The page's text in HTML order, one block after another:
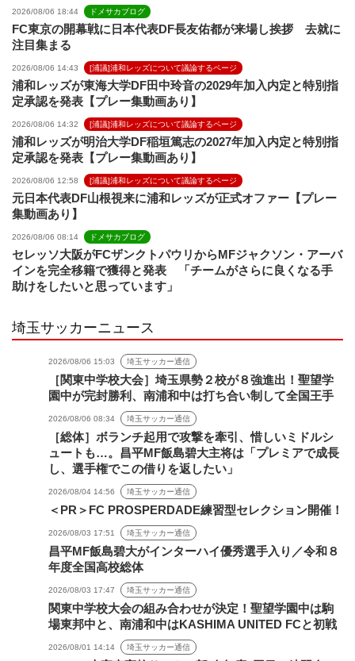
2026/08/06 18:44 ドメサカブログ
FC東京の開幕戦に日本代表DF長友佑都が来場し挨拶 去就に
注目集まる
2026/08/06 14:43 [浦議]浦和レッズについて議論するページ
浦和レッズが東海大学DF田中玲音の2029年加入内定と特別指
定承認を発表【プレー集動画あり】
2026/08/06 14:32 [浦議]浦和レッズについて議論するページ
浦和レッズが明治大学DF稲垣篤志の2027年加入内定と特別指
定承認を発表【プレー集動画あり】
2026/08/06 12:58 [浦議]浦和レッズについて議論するページ
元日本代表DF山根視来に浦和レッズが正式オファー【プレー
集動画あり】
2026/08/06 08:14 ドメサカブログ
セレッソ大阪がFCザンクトパウリからMFジャクソン・アーバ
インを完全移籍で獲得と発表 「チームがさらに良くなる手
助けをしたいと思っています」
埼玉サッカーニュース
2026/08/06 15:03 埼玉サッカー通信
［関東中学校大会］埼玉県勢２校が８強進出！聖望学
園中が完封勝利、南浦和中は打ち合い制して全国王手
2026/08/06 08:34 埼玉サッカー通信
［総体］ボランチ起用で攻撃を牽引、惜しいミドルシ
ュートも…。昌平MF飯島碧大主将は「プレミアで成長
し、選手権でこの借りを返したい」
2026/08/04 14:56 埼玉サッカー通信
＜PR＞FC PROSPERDADE練習型セレクション開催！
2026/08/03 17:51 埼玉サッカー通信
昌平MF飯島碧大がインターハイ優秀選手入り／令和８
年度全国高校総体
2026/08/03 17:47 埼玉サッカー通信
関東中学校大会の組み合わせが決定！聖望学園中は駒
場東邦中と、南浦和中はKASHIMA UNITED FCと初戦
2026/08/01 14:14 埼玉サッカー通信